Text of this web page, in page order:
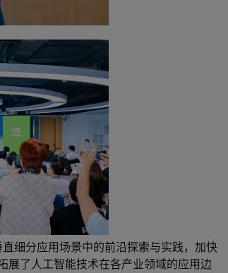
细分应用场景中的前沿探索与实践，加快
展了人工智能技术在各产业领域的应用边